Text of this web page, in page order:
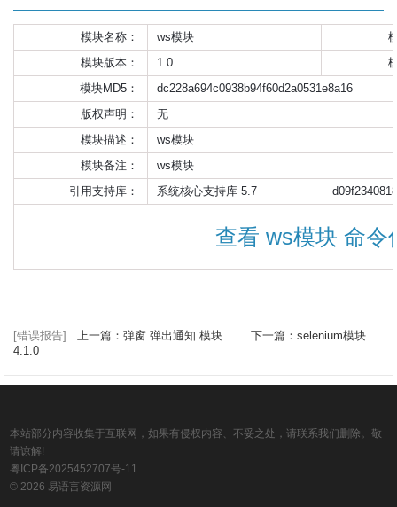
模块名称： ws模块
模块版本：
1.0
模块MD5：
dc228a694c0938b94f60d2a0531e8a16
版权声明：
无
模块描述：
ws模块
模块备注：
ws模块
引用支持库：
系统核心支持库 5.7
查看 ws模块 命令
[错误报告] 上一篇：弹窗 弹出通知 模块...
下一篇：selenium模块
4.1.0
本站部分内容收集于互联网，如果有侵权内容、不妥之处，请联系我们删除。敬
请谅解!
粤ICP备2025452707号-11
© 2026 易语言资源网